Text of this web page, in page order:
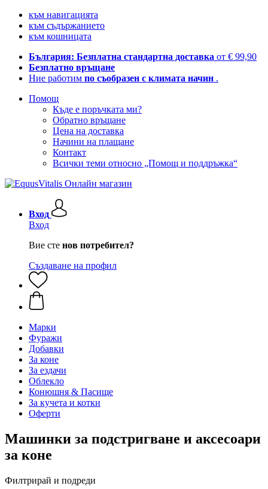
към навигацията
към съдържанието
към кошницата
България: Безплатна стандартна доставка от € 99,90
Безплатно връщане
Ние работим по съобразен с климата начин .
Помощ
Къде е поръчката ми?
Обратно връщане
Цена на доставка
Начини на плащане
Контакт
Всички теми относно „Помощ и поддръжка“
Вход
Вход
Вие сте нов потребител?
Създаване на профил
Марки
Фуражи
Добавки
За коне
За ездачи
Облекло
Конюшня & Пасище
За кучета и котки
Оферти
Машинки за подстригване и аксесоари
за коне
Филтрирай и подреди